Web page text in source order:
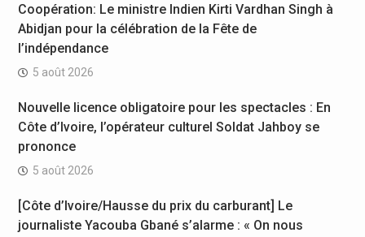
Coopération: Le ministre Indien Kirti Vardhan Singh à
Abidjan pour la célébration de la Fête de
l’indépendance
5 août 2026
Nouvelle licence obligatoire pour les spectacles : En
Côte d’Ivoire, l’opérateur culturel Soldat Jahboy se
prononce
5 août 2026
[Côte d’Ivoire/Hausse du prix du carburant] Le
journaliste Yacouba Gbané s’alarme : « On nous